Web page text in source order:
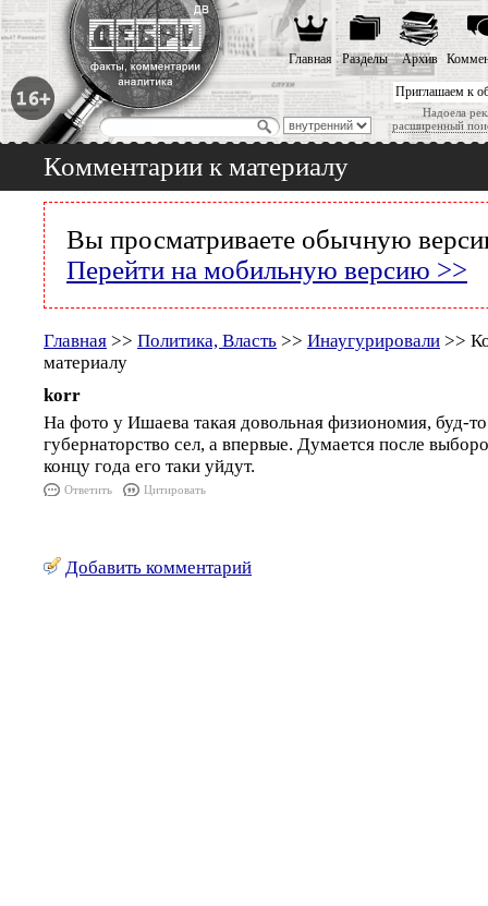
Приглашаем к
Надоела
расширенный
Главная Разделы Архив
Комментарии к материалу
Вы просматриваете обычную
Перейти на мобильную версию >>
Главная >> Политика, Власть >> Инаугурировали >>
материалу
korr
На фото у Ишаева такая довольная физиономия, буд-
губернаторство сел, а впервые. Думается после
концу года его таки уйдут.
Ответить Цитировать
Добавить комментарий